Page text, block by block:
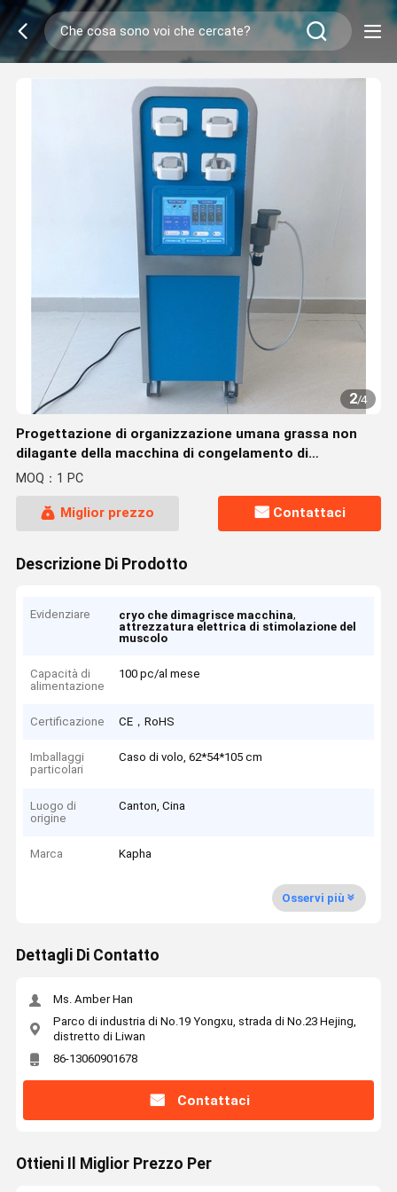
2/4
Progettazione di organizzazione umana grassa non
dilagante della macchina di congelamento di
Cryolipolysis -5℃
MOQ：1 PC
Miglior prezzo Contattaci
Descrizione Di Prodotto
Evidenziare cryo che dimagrisce macchina,
attrezzatura elettrica di stimolazione del
muscolo
Capacità di
alimentazione
100 pc/al mese
Certificazione CE，RoHS
Imballaggi
particolari
Caso di volo, 62*54*105 cm
Luogo di
origine
Canton, Cina
Marca Kapha
Osservi più
Dettagli Di Contatto
Ms. Amber Han
Parco di industria di No.19 Yongxu, strada di No.23 Hejing,
distretto di Liwan
86-13060901678
Contattaci
Ottieni Il Miglior Prezzo Per